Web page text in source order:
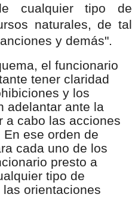
cualquier tipo de
naturales, de tal
y demás".
el funcionario
tener claridad
y los
adelantar ante la
a cabo las acciones
ese orden de
cada uno de los
presto a
tipo de
orientaciones